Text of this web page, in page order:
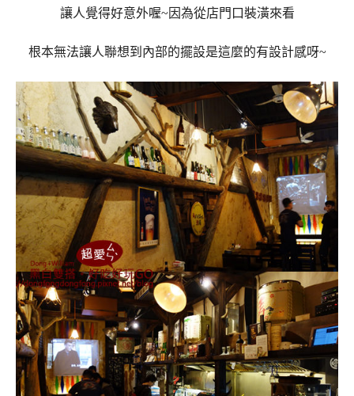
讓人覺得好意外喔~因為從店門口裝潢來看
根本無法讓人聯想到內部的擺設是這麼的有設計感呀~